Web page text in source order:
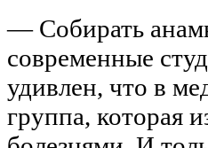
— Собирать
современные
удивлен, что в
группа, которая